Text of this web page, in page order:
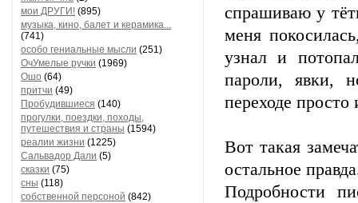
мои ДРУГИ! (895)
музыка, кино, балет и керамика...
(741)
особо гениальные мысли (251)
ОчУмелые ручки (1969)
Ошо (64)
притчи (49)
Пробудившиеся (140)
прогулки, поездки, походы,
путешествия и страны (1594)
реалии жизни (1225)
Сальвадор Дали (5)
сказки (75)
сны (118)
собственной персоной (842)
спрашиваю у
меня
узнал и
пароли, явки,
переходе
Вот такая
остальное
Подробности